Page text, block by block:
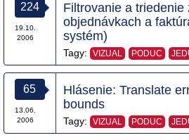
224
19.10.
2006
Filtrovanie a
objednávkach a
systém)
Tagy: VIZUAL PODUC
65
13.06.
2006
Hlásenie: Translate
bounds
Tagy: VIZUAL PODUC